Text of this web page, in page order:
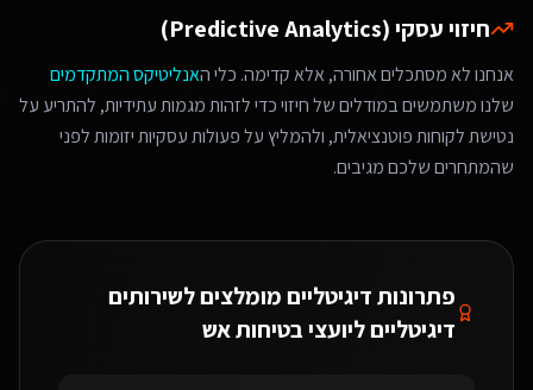
חיזוי עסקי (Predictive Analytics)
אנחנו לא מסתכלים אחורה, אלא קדימה. כלי האנליטיקס המתקדמים
שלנו משתמשים במודלים של חיזוי כדי לזהות מגמות עתידיות, להתריע על
נטישת לקוחות פוטנציאלית, ולהמליץ על פעולות עסקיות יזומות לפני
שהמתחרים שלכם מגיבים.
פתרונות דיגיטליים מומלצים לשירותים
דיגיטליים ליועצי בטיחות אש